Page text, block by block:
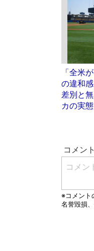
「全米
の違和
差別と
カの実態